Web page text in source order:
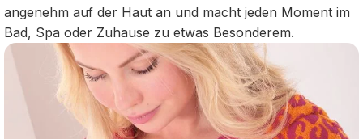
angenehm auf der Haut an und macht jeden Moment im
Bad, Spa oder Zuhause zu etwas Besonderem.